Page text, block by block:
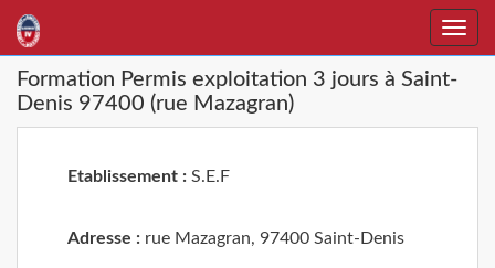
Toggle
Formation Permis exploitation 3 jours à Saint-
Denis 97400 (rue Mazagran)
Etablissement : S.E.F
Adresse : rue Mazagran, 97400 Saint-Denis